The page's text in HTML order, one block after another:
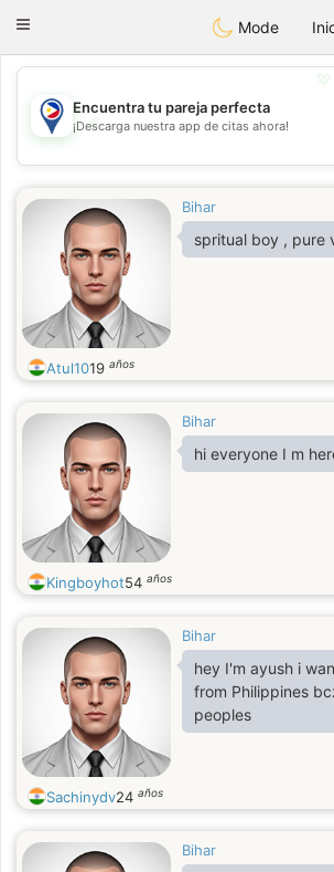
Philippines
Toggle
Mode
💖
💕
Encuentra tu pareja perfecta
¡Descarga nuestra app de citas ahora!
Bihar
spritual boy , pure
Atul1019 años
Bihar
hi everyone I m
Kingboyhot54 años
Bihar
hey I'm ayush i
from Philippines bcz i like Philippines
peoples
Sachinydv24 años
Bihar